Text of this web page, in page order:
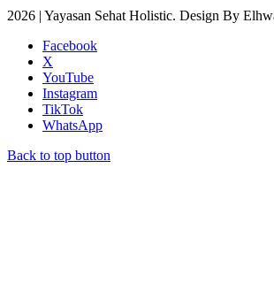
2026 | Yayasan Sehat Holistic. Design By
Facebook
X
YouTube
Instagram
TikTok
WhatsApp
Back to top button